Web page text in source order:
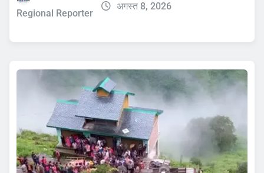
Regional Reporter
अगस्त 8, 2026